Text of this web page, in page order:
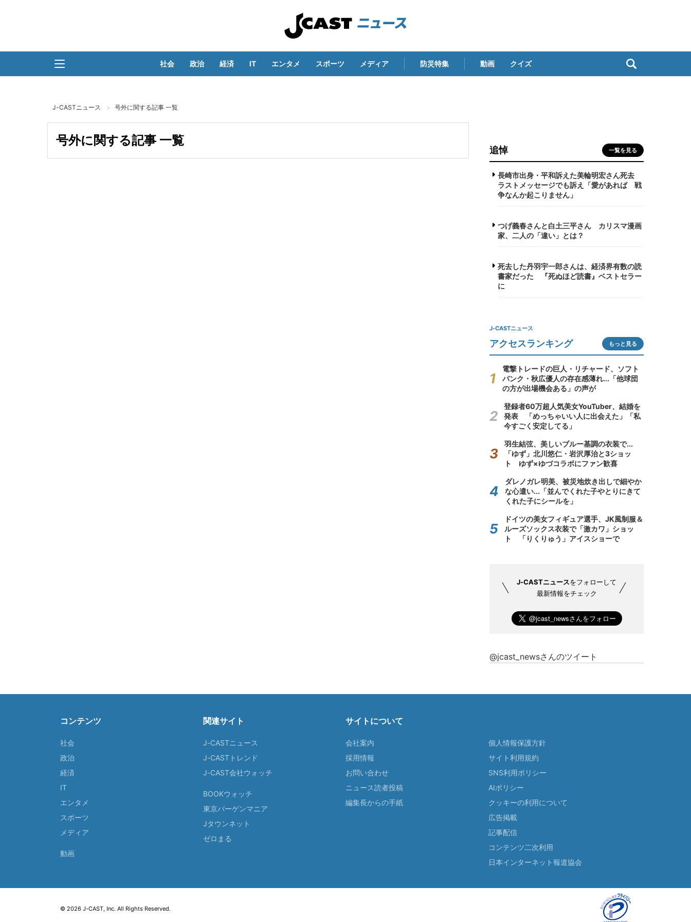
社会 政治 経済 IT エンタメ スポーツ メディア 防災特集 動画 クイズ
J-CASTニュース 号外に関する記事 一覧
号外に関する記事 一覧
追悼 一覧を見る
長崎市出身・平和訴えた美輪明宏さん死去
ラストメッセージでも訴え「愛があれば 戦
争なんか起こりません」
つげ義春さんと白土三平さん カリスマ漫画
家、二人の「違い」とは？
死去した丹羽宇一郎さんは、経済界有数の読
書家だった 『死ぬほど読書』ベストセラー
に
J-CASTニュース
アクセスランキング もっと見る
電撃トレードの巨人・リチャード、ソフト
バンク・秋広優人の存在感薄れ...「他球団
の方が出場機会ある」の声が
登録者60万超人気美女YouTuber、結婚を
発表 「めっちゃいい人に出会えた」「私
今すごく安定してる」
羽生結弦、美しいブルー基調の衣装で...
「ゆず」北川悠仁・岩沢厚治と3ショッ
ト ゆず×ゆづコラボにファン歓喜
ダレノガレ明美、被災地炊き出しで細やか
な心遣い...「並んでくれた子やとりにきて
くれた子にシールを」
ドイツの美女フィギュア選手、JK風制服＆
ルーズソックス衣装で「激カワ」ショッ
ト 「りくりゅう」アイスショーで
J-CASTニュースをフォローして
最新情報をチェック
@jcast_newsさんのツイート
コンテンツ
社会
政治
経済
IT
エンタメ
スポーツ
メディア
動画
関連サイト
J-CASTニュース
J-CASTトレンド
J-CAST会社ウォッチ
BOOKウォッチ
東京バーゲンマニア
Jタウンネット
ゼロまる
サイトについて
会社案内
採用情報
お問い合わせ
ニュース読者投稿
編集長からの手紙
個人情報保護方針
サイト利用規約
SNS利用ポリシー
AIポリシー
クッキーの利用について
広告掲載
記事配信
コンテンツ二次利用
日本インターネット報道協会
© 2026 J-CAST, Inc. All Rights Reserved.